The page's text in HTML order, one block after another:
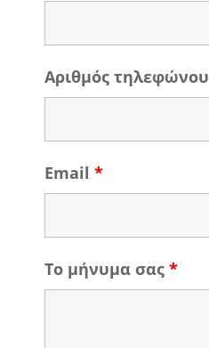
Αριθμός τηλεφώνου
Email *
Το μήνυμα σας *